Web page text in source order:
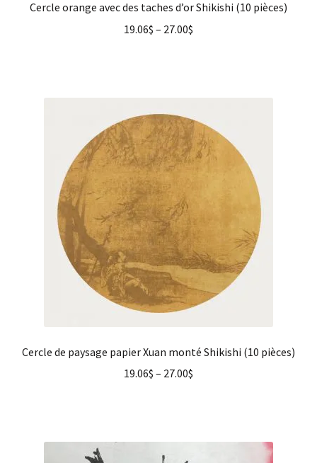
Cercle orange avec des taches d’or Shikishi (10 pièces)
19.06$ – 27.00$
Cercle de paysage papier Xuan monté Shikishi (10 pièces)
19.06$ – 27.00$